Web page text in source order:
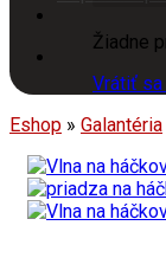
Žiadne
Vrátiť
Eshop » Galantéria